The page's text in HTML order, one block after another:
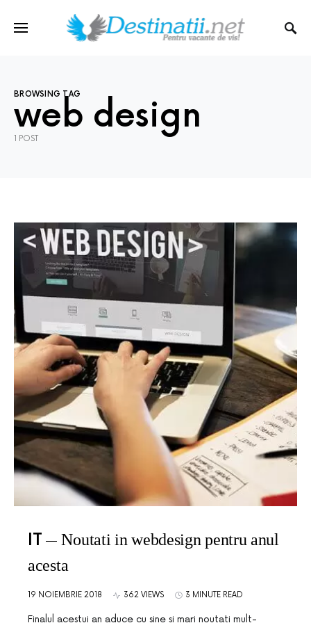
BROWSING TAG
web design
1 POST
IT
Noutati in webdesign pentru anul
acesta
19 NOIEMBRIE 2018 362 VIEWS 3 MINUTE READ
Finalul acestui an aduce cu sine si mari noutati mult-